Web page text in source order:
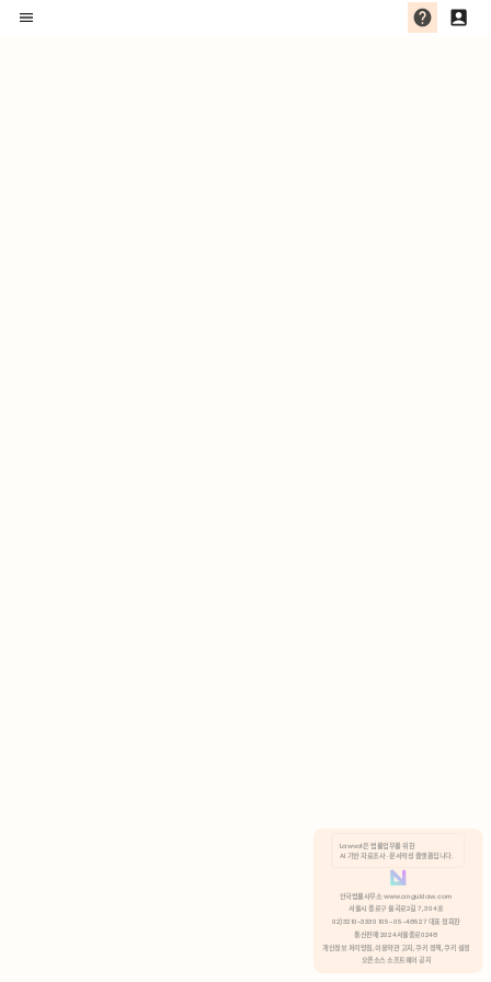
분석 쿠키 허용
Lawvot은 법률업무를 위한
AI 기반 자료조사 · 문서작성 플랫폼입니다.
안국법률사무소 www.anguklaw.com
서울시 종로구 율곡로2길 7, 304호
02)3210-3330 105-05-48527 대표 정희찬
통신판매 2024서울종로0248
개인정보 처리방침, 이용약관 고지, 쿠키 정책, 쿠키 설정
오픈소스 소프트웨어 공지